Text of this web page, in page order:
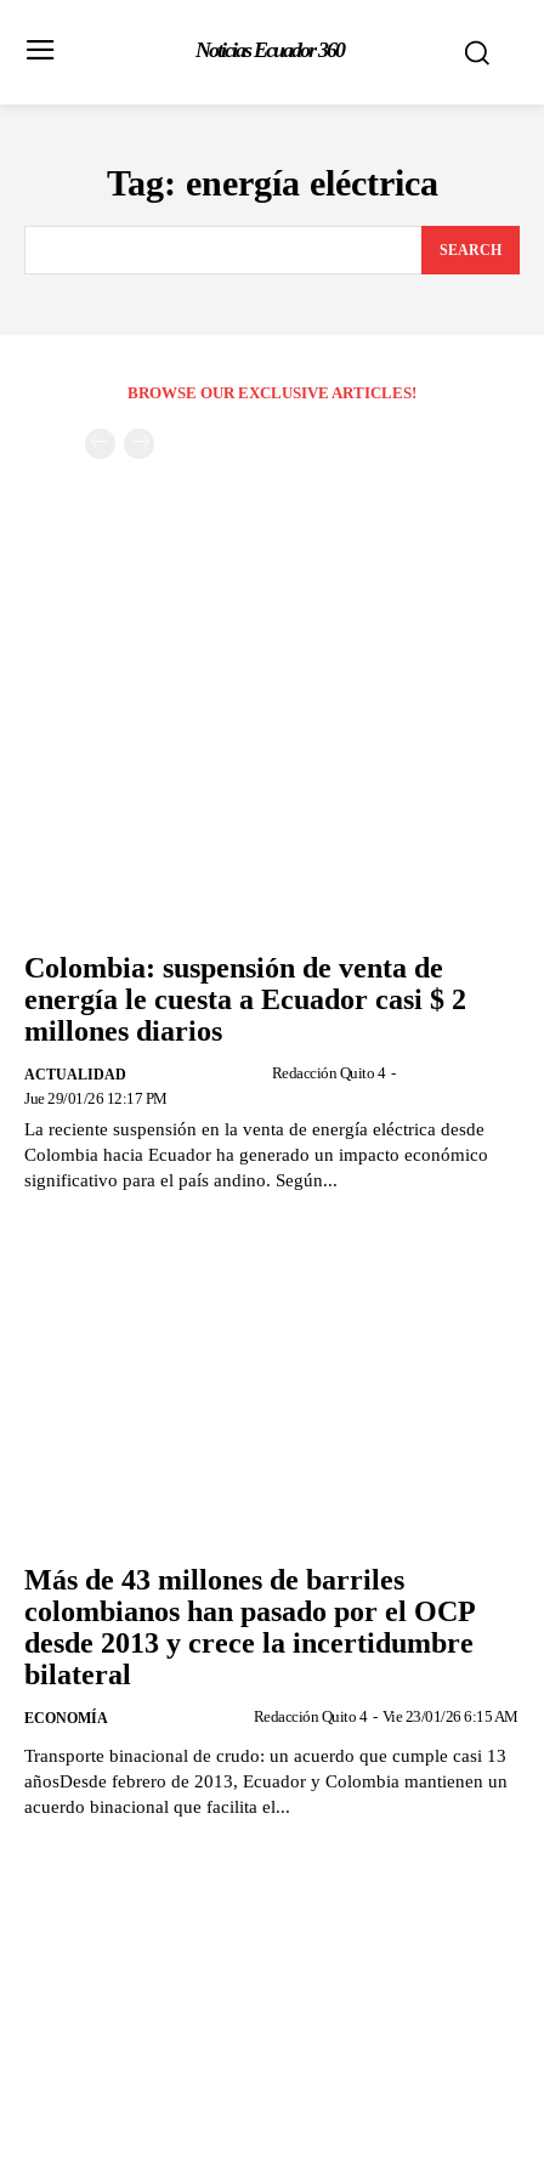
Noticias Ecuador 360
Tag: energía eléctrica
SEARCH
BROWSE OUR EXCLUSIVE ARTICLES!
Colombia: suspensión de venta de
energía le cuesta a Ecuador casi $ 2
millones diarios
ACTUALIDAD Redacción Quito 4 -
Jue 29/01/26 12:17 PM
La reciente suspensión en la venta de energía eléctrica desde
Colombia hacia Ecuador ha generado un impacto económico
significativo para el país andino. Según...
Más de 43 millones de barriles
colombianos han pasado por el OCP
desde 2013 y crece la incertidumbre
bilateral
ECONOMÍA Redacción Quito 4 - Vie 23/01/26 6:15 AM
Transporte binacional de crudo: un acuerdo que cumple casi 13
añosDesde febrero de 2013, Ecuador y Colombia mantienen un
acuerdo binacional que facilita el...